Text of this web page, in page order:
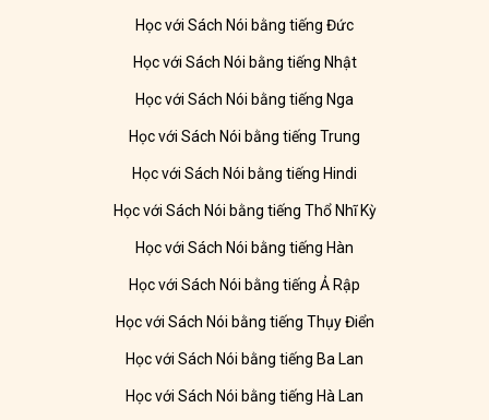
Học với Sách Nói bằng tiếng Đức
Học với Sách Nói bằng tiếng Nhật
Học với Sách Nói bằng tiếng Nga
Học với Sách Nói bằng tiếng Trung
Học với Sách Nói bằng tiếng Hindi
Học với Sách Nói bằng tiếng Thổ Nhĩ Kỳ
Học với Sách Nói bằng tiếng Hàn
Học với Sách Nói bằng tiếng Ả Rập
Học với Sách Nói bằng tiếng Thụy Điển
Học với Sách Nói bằng tiếng Ba Lan
Học với Sách Nói bằng tiếng Hà Lan